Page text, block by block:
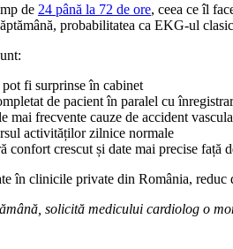
de 24 până la 72 de ore, ceea ce îl
probabilitatea ca EKG-ul
fi surprinse în cabinet
de pacient în paralel cu
mai frecvente cauze de accident
activităților zilnice normale
confort crescut și date mai precise față
în clinicile private din România,
solicită medicului cardiolog o